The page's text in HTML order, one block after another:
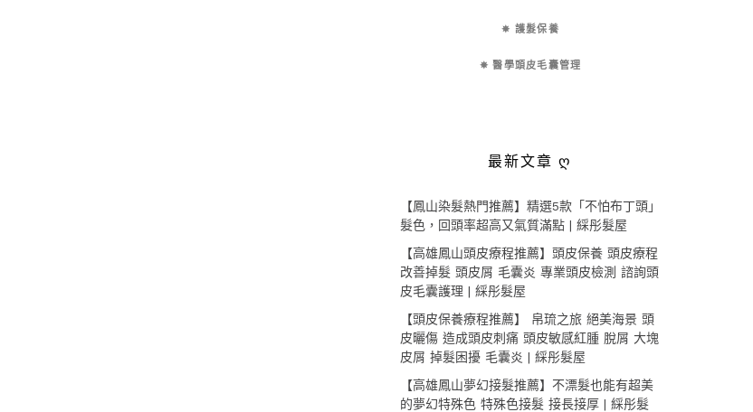
✵ 護髮保養
✵ 醫學頭皮毛囊管理
最新文章 ღ
【鳳山染髮熱門推薦】精選5款「不怕布丁頭」
髮色，回頭率超高又氣質滿點 | 綵彤髮屋
【高雄鳳山頭皮療程推薦】頭皮保養 頭皮療程
改善掉髮 頭皮屑 毛囊炎 專業頭皮檢測 諮詢頭
皮毛囊護理 | 綵彤髮屋
【頭皮保養療程推薦】 帛琉之旅 絕美海景 頭
皮曬傷 造成頭皮刺痛 頭皮敏感紅腫 脫屑 大塊
皮屑 掉髮困擾 毛囊炎 | 綵彤髮屋
【高雄鳳山夢幻接髮推薦】不漂髮也能有超美
的夢幻特殊色 特殊色接髮 接長接厚 | 綵彤髮